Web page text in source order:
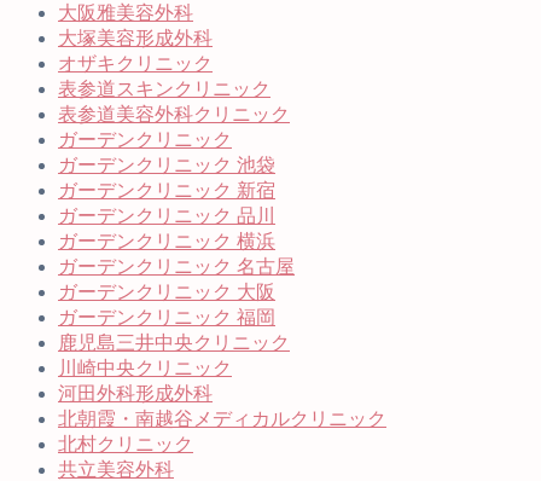
大阪雅美容外科
大塚美容形成外科
オザキクリニック
表参道スキンクリニック
表参道美容外科クリニック
ガーデンクリニック
ガーデンクリニック 池袋
ガーデンクリニック 新宿
ガーデンクリニック 品川
ガーデンクリニック 横浜
ガーデンクリニック 名古屋
ガーデンクリニック 大阪
ガーデンクリニック 福岡
鹿児島三井中央クリニック
川崎中央クリニック
河田外科形成外科
北朝霞・南越谷メディカルクリニック
北村クリニック
共立美容外科